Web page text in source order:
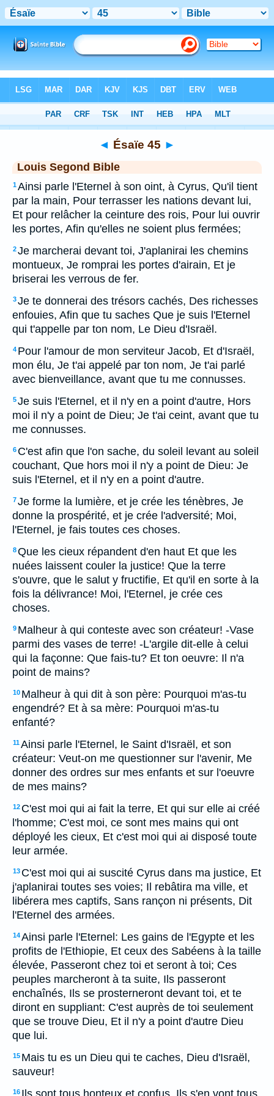
> Ésaïe 45
◄ Ésaïe 45 ►
Louis Segond Bible
1Ainsi parle l'Eternel à son oint, à Cyrus, Qu'il tient
par la main, Pour terrasser les nations devant lui,
Et pour relâcher la ceinture des rois, Pour lui ouvrir
les portes, Afin qu'elles ne soient plus fermées;
2Je marcherai devant toi, J'aplanirai les chemins
montueux, Je romprai les portes d'airain, Et je
briserai les verrous de fer.
3Je te donnerai des trésors cachés, Des richesses
enfouies, Afin que tu saches Que je suis l'Eternel
qui t'appelle par ton nom, Le Dieu d'Israël.
4 Pour l'amour de mon serviteur Jacob, Et d'Israël,
mon élu, Je t'ai appelé par ton nom, Je t'ai parlé
avec bienveillance, avant que tu me connusses.
5Je suis l'Eternel, et il n'y en a point d'autre, Hors
moi il n'y a point de Dieu; Je t'ai ceint, avant que tu
me connusses.
6 C'est afin que l'on sache, du soleil levant au soleil
couchant, Que hors moi il n'y a point de Dieu: Je
suis l'Eternel, et il n'y en a point d'autre.
7Je forme la lumière, et je crée les ténèbres, Je
donne la prospérité, et je crée l'adversité; Moi,
l'Eternel, je fais toutes ces choses.
8Que les cieux répandent d'en haut Et que les
nuées laissent couler la justice! Que la terre
s'ouvre, que le salut y fructifie, Et qu'il en sorte à la
fois la délivrance! Moi, l'Eternel, je crée ces
choses.
9 Malheur à qui conteste avec son créateur! -Vase
parmi des vases de terre! -L'argile dit-elle à celui
qui la façonne: Que fais-tu? Et ton oeuvre: Il n'a
point de mains?
10 Malheur à qui dit à son père: Pourquoi m'as-tu
engendré? Et à sa mère: Pourquoi m'as-tu
enfanté?
11Ainsi parle l'Eternel, le Saint d'Israël, et son
créateur: Veut-on me questionner sur l'avenir, Me
donner des ordres sur mes enfants et sur l'oeuvre
de mes mains?
12 C'est moi qui ai fait la terre, Et qui sur elle ai créé
l'homme; C'est moi, ce sont mes mains qui ont
déployé les cieux, Et c'est moi qui ai disposé toute
leur armée.
13 C'est moi qui ai suscité Cyrus dans ma justice, Et
j'aplanirai toutes ses voies; Il rebâtira ma ville, et
libérera mes captifs, Sans rançon ni présents, Dit
l'Eternel des armées.
14Ainsi parle l'Eternel: Les gains de l'Egypte et les
profits de l'Ethiopie, Et ceux des Sabéens à la taille
élevée, Passeront chez toi et seront à toi; Ces
peuples marcheront à ta suite, Ils passeront
enchaînés, Ils se prosterneront devant toi, et te
diront en suppliant: C'est auprès de toi seulement
que se trouve Dieu, Et il n'y a point d'autre Dieu
que lui.
15 Mais tu es un Dieu qui te caches, Dieu d'Israël,
sauveur!
16 Ils sont tous honteux et confus, Ils s'en vont tous